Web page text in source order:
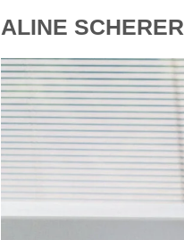
ALINE SCHERER